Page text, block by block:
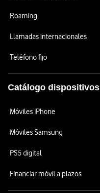
Roaming
Llamadas internacionales
Teléfono fijo
Catálogo dispositivos
Móviles iPhone
Móviles Samsung
PS5 digital
Financiar móvil a plazos